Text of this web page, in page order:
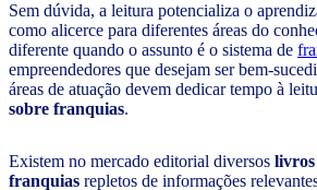
Sem dúvida, a leitura potencializa o
como alicerce para diferentes áreas do
diferente quando o assunto é o sistema de
empreendedores que desejam ser bem-
áreas de atuação devem dedicar tempo à
sobre franquias.
Existem no mercado editorial diversos livros
franquias repletos de informações